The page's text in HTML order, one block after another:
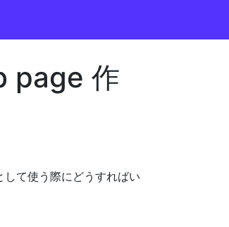
page 作
て使う際にどうすればい